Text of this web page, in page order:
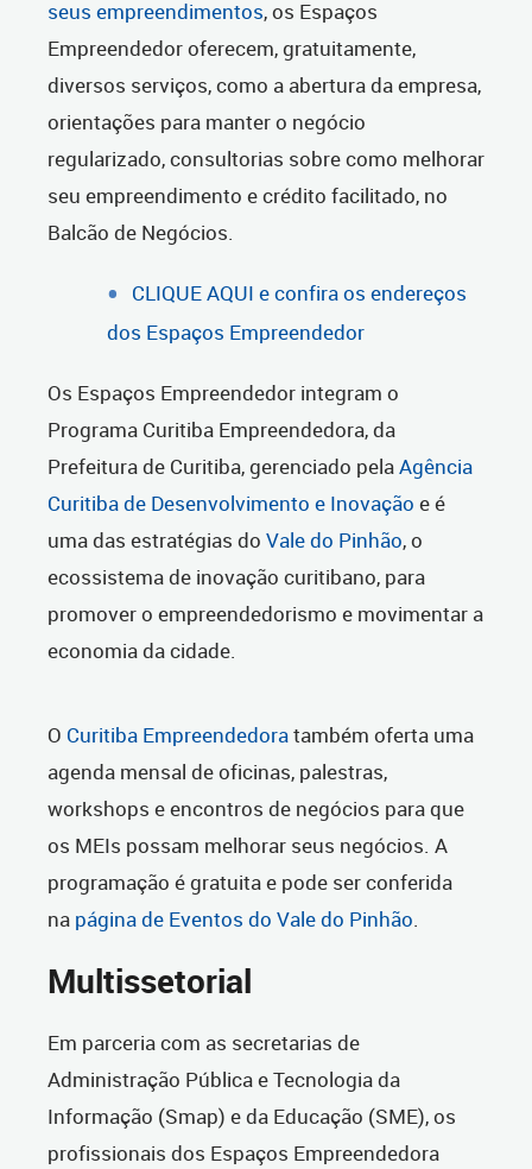
seus empreendimentos, os Espaços
Empreendedor oferecem, gratuitamente,
diversos serviços, como a abertura da empresa,
orientações para manter o negócio
regularizado, consultorias sobre como melhorar
seu empreendimento e crédito facilitado, no
Balcão de Negócios.
CLIQUE AQUI e confira os endereços
dos Espaços Empreendedor
Os Espaços Empreendedor integram o
Programa Curitiba Empreendedora, da
Prefeitura de Curitiba, gerenciado pelaAgência
Curitiba de Desenvolvimento e Inovação e é
uma das estratégias do Vale do Pinhão, o
ecossistema de inovação curitibano, para
promover o empreendedorismo e movimentar a
economia da cidade.
O Curitiba Empreendedoratambém oferta uma
agenda mensal de oficinas, palestras,
workshops e encontros de negócios para que
os MEIs possam melhorar seus negócios. A
programação é gratuita e pode ser conferida
na página de Eventos do Vale do Pinhão.
Multissetorial
Em parceria com as secretarias de
Administração Pública e Tecnologia da
Informação (Smap) e da Educação (SME), os
profissionais dos Espaços Empreendedora